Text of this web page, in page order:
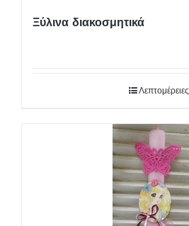
Ξύλινα διακοσμητικά
Λεπτομέρειες